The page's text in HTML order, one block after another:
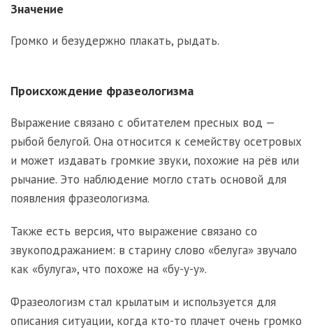
Значение
Громко и безудержно плакать, рыдать.
Происхождение фразеологизма
Выражение связано с обитателем пресных вод —
рыбой белугой. Она относится к семейству осетровых
и может издавать громкие звуки, похожие на рёв или
рычание. Это наблюдение могло стать основой для
появления фразеологизма.
Также есть версия, что выражение связано со
звукоподражанием: в старину слово «белуга» звучало
как «булуга», что похоже на «бу-у-у».
Фразеологизм стал крылатым и используется для
описания ситуации, когда кто-то плачет очень громко